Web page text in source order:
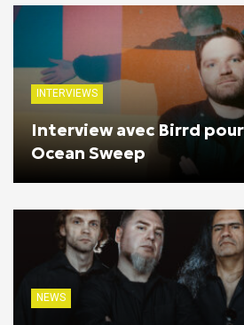
INTERVIEWS
Interview avec Birrd
Ocean Sweep
NEWS